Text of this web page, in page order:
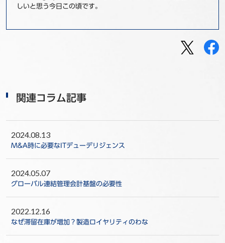
しいと思う今日この頃です。
関連コラム記事
2024.08.13
M&A時に必要なITデューデリジェンス
2024.05.07
グローバル連結管理会計基盤の必要性
2022.12.16
なぜ滞留在庫が増加？製造ロイヤリティのわな